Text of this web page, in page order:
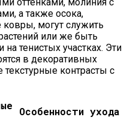
а также осока,
могут служить
или же быть
тенистых участках. Эти
в декоративных
текстурные контрасты с
Особенности ухода